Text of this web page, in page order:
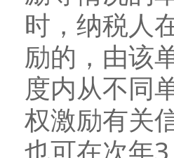
时，纳税人
励的，由该
度内从不同
权激励有关
也可在次年